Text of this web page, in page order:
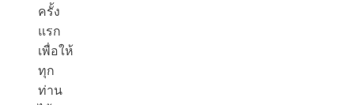
ครั้ง
แรก
เพื่อให้
ทุก
ท่าน